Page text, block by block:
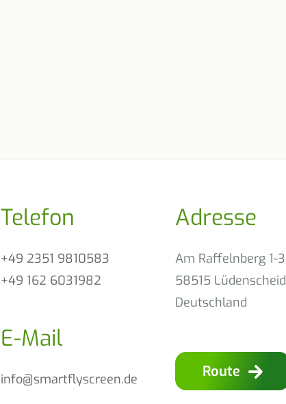
Telefon
+49 2351 9810583
+49 162 6031982
E-Mail
info@smartflyscreen.de
Adresse
Am Raffelnberg 1-
58515 Lüdenscheid
Deutschland
Route